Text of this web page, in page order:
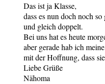
Das ist ja Klasse,
dass es nun doch noch
und gleich doppelt.
Bei uns hat es heute
aber gerade hab ich
mit der Hoffnung, dass
Liebe Grüße
Nähoma